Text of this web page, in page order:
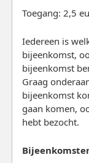
Toegang: 2,5
Iedereen is
bijeenkomst,
bijeenkomst
Graag
bijeenkomst
gaan komen,
hebt bezocht.